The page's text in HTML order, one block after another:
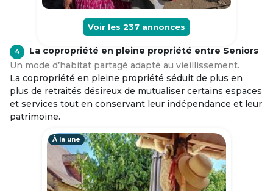
Voir les 237 annonces
4
La copropriété en pleine propriété entre Seniors
Un mode d’habitat partagé adapté au vieillissement.
La copropriété en pleine propriété séduit de plus en
plus de retraités désireux de mutualiser certains espaces
et services tout en conservant leur indépendance et leur
patrimoine.
À la une